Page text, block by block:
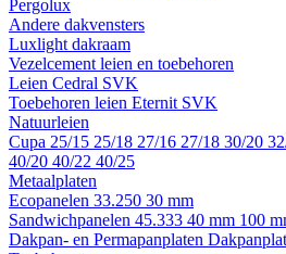
Pergolux
Andere dakvensters
Luxlight dakraam
Vezelcement leien en toebehoren
Leien Cedral SVK
Toebehoren leien Eternit SVK
Natuurleien
Cupa 25/15 25/18 27/16 27/18 30/20
40/20 40/22 40/25
Metaalplaten
Ecopanelen 33.250 30 mm
Sandwichpanelen 45.333 40 mm 100
Dakpan- en Permapanplaten